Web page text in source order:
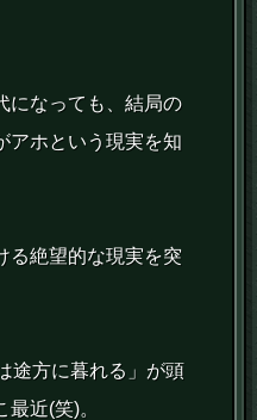
になっても、結局の
アホという現実を知
る絶望的な現実を突
途方に暮れる」が頭
近(笑)。